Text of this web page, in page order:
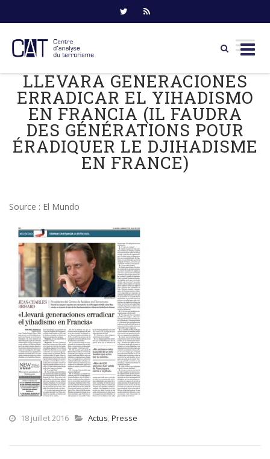
Skip
content
LLEVARA GENERACIONES
ERRADICAR EL YIHADISMO
EN FRANCIA (IL FAUDRA
DES GÉNÉRATIONS POUR
ÉRADIQUER LE DJIHADISME
EN FRANCE)
Source : El Mundo
18 juillet 2016 Actus, Presse